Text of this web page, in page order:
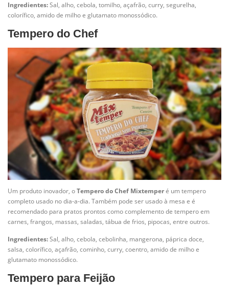
Ingredientes:Sal, alho, cebola, tomilho, açafrão, curry, segurelha,
colorífico, amido de milho e glutamato monossódico.
Tempero do Chef
Um produto inovador, oTempero do Chef Mixtemperé um tempero
completo usado no dia-a-dia. Também pode ser usado à mesa e é
recomendado para pratos prontos como complemento de tempero em
carnes, frangos, massas, saladas, tábua de frios, pipocas, entre outros.
Ingredientes:Sal, alho, cebola, cebolinha, mangerona, páprica doce,
salsa, colorífico, açafrão, cominho, curry, coentro, amido de milho e
glutamato monossódico.
Tempero para Feijão